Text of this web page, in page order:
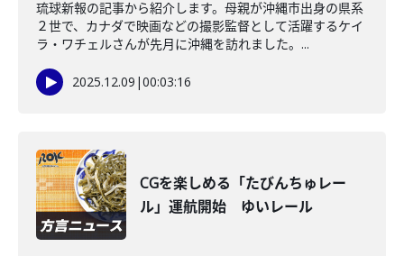
琉球新報の記事から紹介します。母親が沖縄市出身の県系
２世で、カナダで映画などの撮影監督として活躍するケイ
ラ・ワチェルさんが先月に沖縄を訪れました。...
2025.12.09 |00:03:16
CGを楽しめる「たびんちゅレー
ル」運航開始 ゆいレール